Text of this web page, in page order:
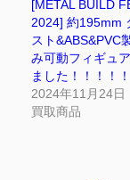
[METAL BUILD
2024] 約195mm
スト&ABS&PVC
み可動フィギュ
ました！！！！！
2024年11月24日
買取商品